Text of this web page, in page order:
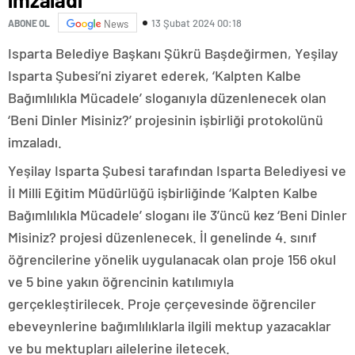
ABONE OL News 13 Şubat 2024 00:18
Isparta Belediye Başkanı Şükrü Başdeğirmen, Yeşilay
Isparta Şubesi’ni ziyaret ederek, ‘Kalpten Kalbe
Bağımlılıkla Mücadele’ sloganıyla düzenlenecek olan
‘Beni Dinler Misiniz?’ projesinin işbirliği protokolünü
imzaladı.
Yeşilay Isparta Şubesi tarafından Isparta Belediyesi ve
İl Milli Eğitim Müdürlüğü işbirliğinde ‘Kalpten Kalbe
Bağımlılıkla Mücadele’ sloganı ile 3’üncü kez ‘Beni Dinler
Misiniz? projesi düzenlenecek. İl genelinde 4. sınıf
öğrencilerine yönelik uygulanacak olan proje 156 okul
ve 5 bine yakın öğrencinin katılımıyla
gerçekleştirilecek. Proje çerçevesinde öğrenciler
ebeveynlerine bağımlılıklarla ilgili mektup yazacaklar
ve bu mektupları ailelerine iletecek.